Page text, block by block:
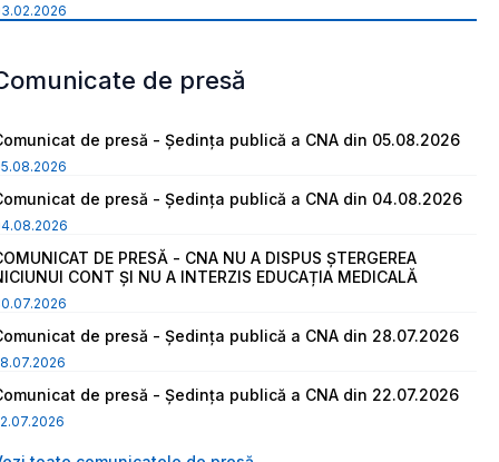
de presă
de presă - Ședința publică a CNA din 05.08.2026
de presă - Ședința publică a CNA din 04.08.2026
DE PRESĂ - CNA NU A DISPUS ȘTERGEREA
CONT ȘI NU A INTERZIS EDUCAȚIA MEDICALĂ
de presă - Ședința publică a CNA din 28.07.2026
de presă - Ședința publică a CNA din 22.07.2026